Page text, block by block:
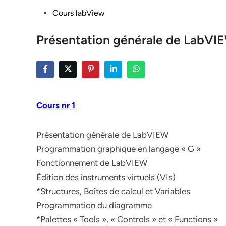
PostedCours labView
Présentation générale de
Cours nr 1
Présentation générale de LabVIEW
Programmation graphique en langage « G »
Fonctionnement de LabVIEW
Édition des instruments virtuels (VIs)
*Structures, Boîtes de calcul et Variables
Programmation du diagramme
*Palettes « Tools », « Controls » et « Functions »